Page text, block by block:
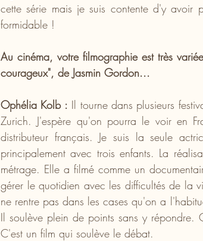
cette série mais je suis contente d'y avoir
formidable !
Au cinéma, votre filmographie est très
courageux", de Jasmin Gordon...
Ophélia Kolb : Il tourne dans plusieurs
Zurich. J'espère qu'on pourra le voir en
distributeur français. Je suis la seule
principalement avec trois enfants. La
métrage. Elle a filmé comme un
gérer le quotidien avec les difficultés de la
ne rentre pas dans les cases qu'on a
Il soulève plein de points sans y répondre.
C'est un film qui soulève le débat.